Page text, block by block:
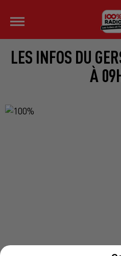
LES INFOS DU
À